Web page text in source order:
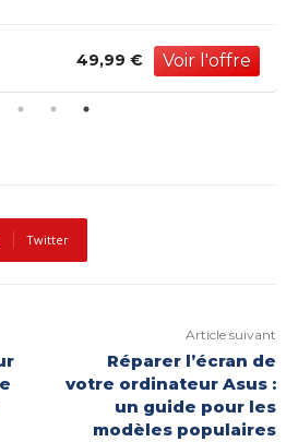
de Tuyau (Ø13cm, 43-
229cm)
49,99 €
Twitter
Article suivant
Réparer l’écran de
votre ordinateur Asus :
un guide pour les
modèles populaires